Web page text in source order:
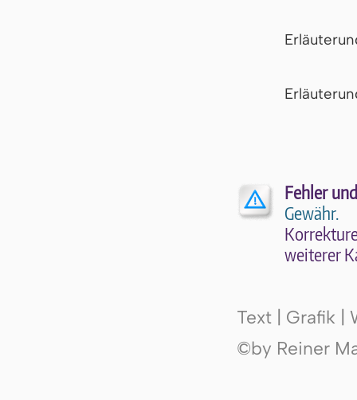
Fehler
Gewähr.
wei­te­rer
Text | Grafik |
©by Reiner